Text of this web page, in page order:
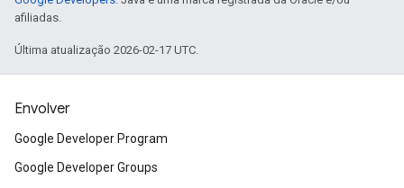
afiliadas.
Última atualização 2026-02-17 UTC.
Envolver
Google Developer Program
Google Developer Groups